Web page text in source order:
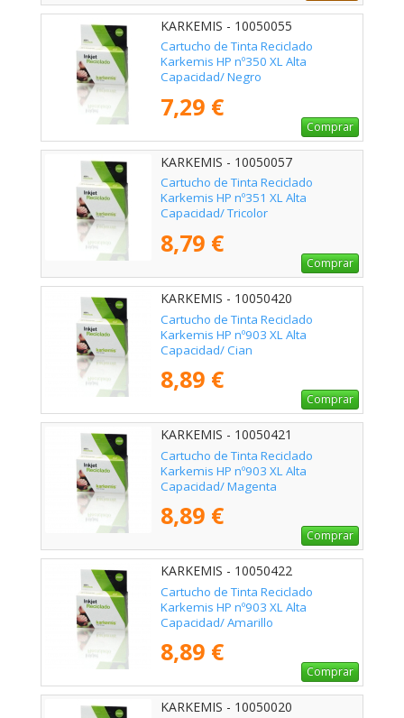
KARKEMIS - 10050055
Cartucho de Tinta Reciclado
Karkemis HP nº350 XL Alta
Capacidad/ Negro
7,29 €
Comprar
KARKEMIS - 10050057
Cartucho de Tinta Reciclado
Karkemis HP nº351 XL Alta
Capacidad/ Tricolor
8,79 €
Comprar
KARKEMIS - 10050420
Cartucho de Tinta Reciclado
Karkemis HP nº903 XL Alta
Capacidad/ Cian
8,89 €
Comprar
KARKEMIS - 10050421
Cartucho de Tinta Reciclado
Karkemis HP nº903 XL Alta
Capacidad/ Magenta
8,89 €
Comprar
KARKEMIS - 10050422
Cartucho de Tinta Reciclado
Karkemis HP nº903 XL Alta
Capacidad/ Amarillo
8,89 €
Comprar
KARKEMIS - 10050020